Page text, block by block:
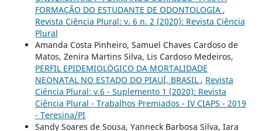
FORMAÇÃO DO ESTUDANTE DE ODONTOLOGIA ,
Revista Ciência Plural: v. 6 n. 2 (2020): Revista Ciência
Plural
Amanda Costa Pinheiro, Samuel Chaves Cardoso de
Matos, Zenira Martins Silva, Lis Cardoso Medeiros,
PERFIL EPIDEMIOLÓGICO DA MORTALIDADE
NEONATAL NO ESTADO DO PIAUÍ, BRASIL , Revista
Ciência Plural: v.6 - Suplemento 1 (2020): Revista
Ciência Plural - Trabalhos Premiados - IV CIAPS - 2019
- Teresina/PI
Sandy Soares de Sousa, Yanneck Barbosa Silva, Iara